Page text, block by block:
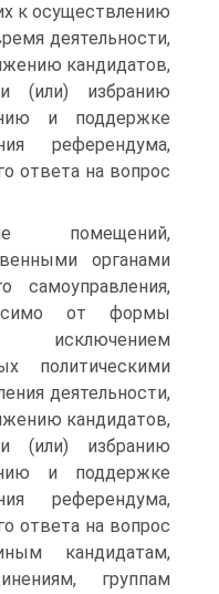
к осуществлению
деятельности,
кандидатов,
(или) избранию
и поддержке
референдума,
ответа на вопрос
помещений,
органами
самоуправления,
от формы
исключением
политическими
деятельности,
кандидатов,
(или) избранию
и поддержке
референдума,
ответа на вопрос
кандидатам,
группам